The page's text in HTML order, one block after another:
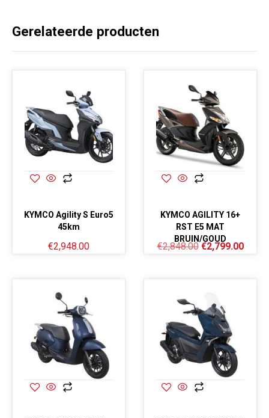
Gerelateerde producten
KYMCO Agility S Euro5
45km
€2,948.00
KYMCO AGILITY 16+
RST E5 MAT
BRUIN/GOUD
€2,848.00 €2,799.00